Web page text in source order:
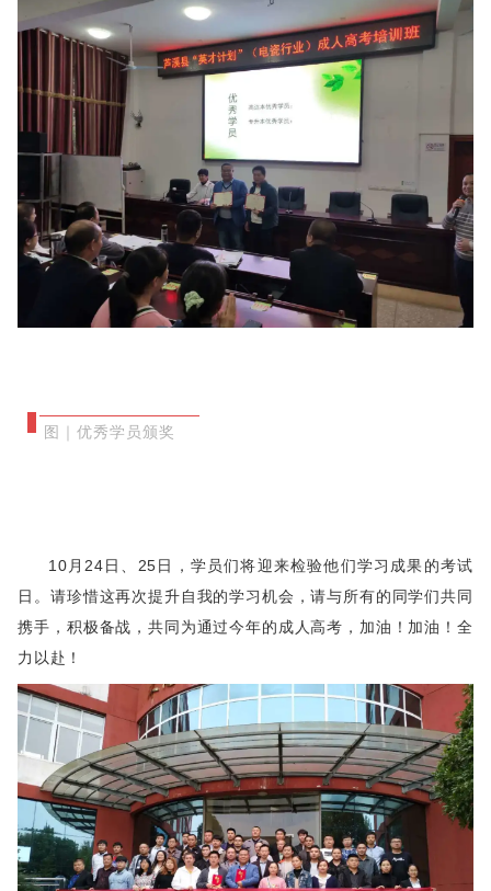
图｜优秀学员颁奖
10月24日、25日，学员们将迎来检验他们学习成果的考试
日。请珍惜这再次提升自我的学习机会，请与所有的同学们共同
携手，积极备战，共同为通过今年的成人高考，加油！加油！全
力以赴！